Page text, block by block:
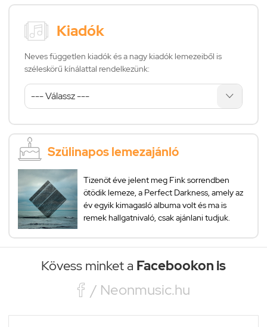
Kiadók
Neves független kiadók és a nagy kiadók lemezeiből is
széleskörű kínálattal rendelkezünk:
Szülinapos lemezajánló
Tizenöt éve jelent meg Fink sorrendben
ötödik lemeze, a Perfect Darkness, amely az
év egyik kimagasló albuma volt és ma is
remek hallgatnivaló, csak ajánlani tudjuk.
Kövess minket a Facebookon is
 / Neonmusic.hu